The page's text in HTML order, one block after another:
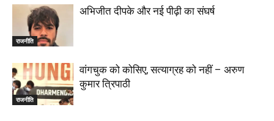
राजनीति
अभिजीत दीपके और नई पीढ़ी का संघर्ष
राजनीति
वांगचुक को कोसिए, सत्याग्रह को नहीं – अरुण
कुमार त्रिपाठी